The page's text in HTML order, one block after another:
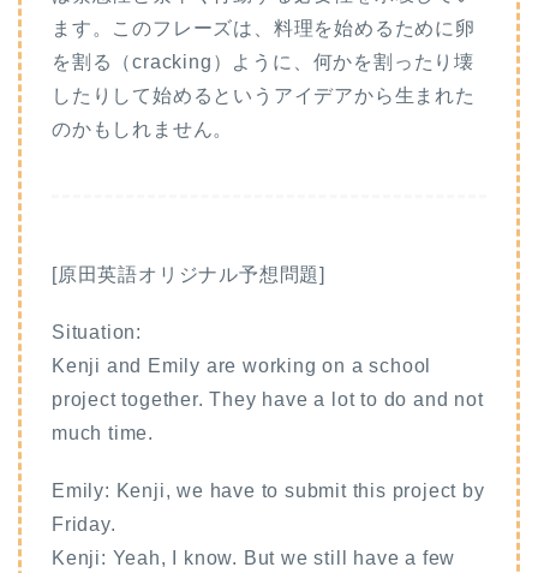
ます。このフレーズは、料理を始めるために卵
を割る（cracking）ように、何かを割ったり壊
したりして始めるというアイデアから生まれた
のかもしれません。
[原田英語オリジナル予想問題]
Situation:
Kenji and Emily are working on a school
project together. They have a lot to do and not
much time.
Emily: Kenji, we have to submit this project by
Friday.
Kenji: Yeah, I know. But we still have a few